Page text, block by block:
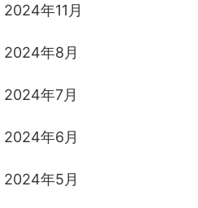
2024年11月
2024年8月
2024年7月
2024年6月
2024年5月